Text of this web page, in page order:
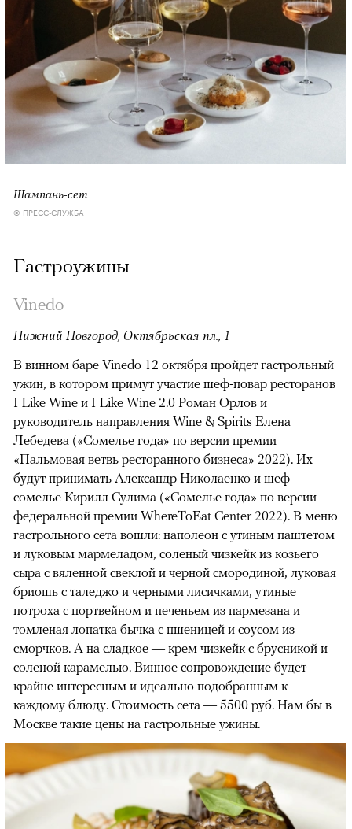
Шампань-сет
© ПРЕСС-СЛУЖБА
Гастроужины
Vinedo
Нижний Новгород, Октябрьская пл., 1
В винном баре Vinedo 12 октября пройдет гастрольный
ужин, в котором примут участие шеф-повар ресторанов
I Like Wine и I Like Wine 2.0 Роман Орлов и
руководитель направления Wine & Spirits Елена
Лебедева («Сомелье года» по версии премии
«Пальмовая ветвь ресторанного бизнеса» 2022). Их
будут принимать Александр Николаенко и шеф-
сомелье Кирилл Сулима («Сомелье года» по версии
федеральной премии WhereToEat Center 2022). В меню
гастрольного сета вошли: наполеон с утиным паштетом
и луковым мармеладом, соленый чизкейк из козьего
сыра с вяленной свеклой и черной смородиной, луковая
бриошь с таледжо и черными лисичками, утиные
потроха с портвейном и печеньем из пармезана и
томленая лопатка бычка с пшеницей и соусом из
сморчков. А на сладкое — крем чизкейк с брусникой и
соленой карамелью. Винное сопровождение будет
крайне интересным и идеально подобранным к
каждому блюду. Стоимость сета — 5500 руб. Нам бы в
Москве такие цены на гастрольные ужины.